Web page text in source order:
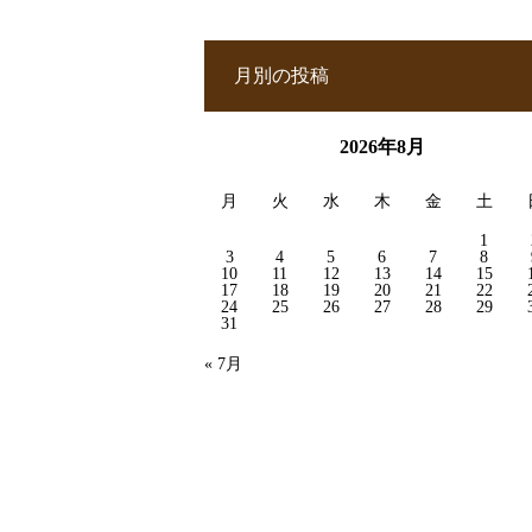
月別の投稿
2026年8月
月 火 水 木 金 土
1
3
4 5 6 7 8
10
11 12 13 14 15
17
18 19 20 21 22
24
25 26 27 28 29
31
« 7月